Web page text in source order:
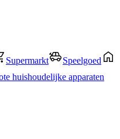
Supermarkt
Speelgoed
huishoudelijke apparaten